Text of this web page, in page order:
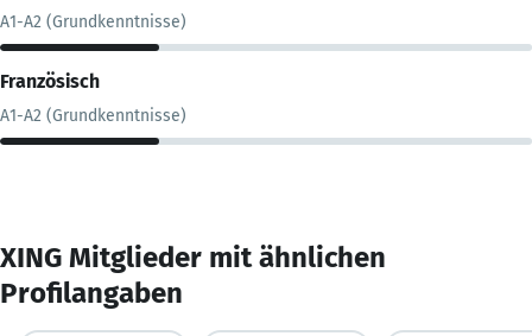
A1-A2 (Grundkenntnisse)
Französisch
A1-A2 (Grundkenntnisse)
XING Mitglieder mit ähnlichen
Profilangaben